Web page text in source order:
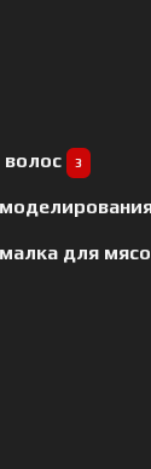
волос 3
для